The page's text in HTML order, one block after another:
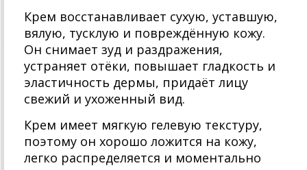
Крем восстанавливает сухую, уставшую,
вялую, тусклую и повреждённую кожу.
Он снимает зуд и раздражения,
устраняет отёки, повышает гладкость и
эластичность дермы, придаёт лицу
свежий и ухоженный вид.
Крем имеет мягкую гелевую текстуру,
поэтому он хорошо ложится на кожу,
легко распределяется и моментально